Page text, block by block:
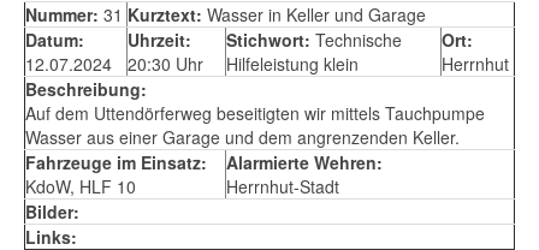
Nummer: 31 Kurztext: Wasser in Keller und Garage
Datum:
12.07.2024
Uhrzeit:
20:30 Uhr
Stichwort: Technische
Hilfeleistung klein
Ort:
Herrnhut
Beschreibung:
Auf dem Uttendörferweg beseitigten wir mittels Tauchpumpe
Wasser aus einer Garage und dem angrenzenden Keller.
Fahrzeuge im Einsatz:
KdoW, HLF 10
Alarmierte Wehren:
Herrnhut-Stadt
Bilder:
Links: